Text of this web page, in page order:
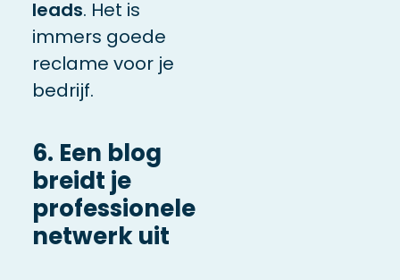
leads. Het is
immers goede
reclame voor je
bedrijf.
6. Een blog
breidt je
professionele
netwerk uit